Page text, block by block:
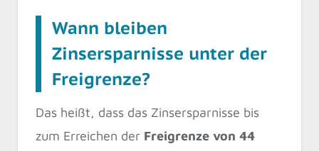
Wann bleiben
Zinsersparnisse unter der
Freigrenze?
Das heißt, dass das Zinsersparnisse bis
zum Erreichen der Freigrenze von 44